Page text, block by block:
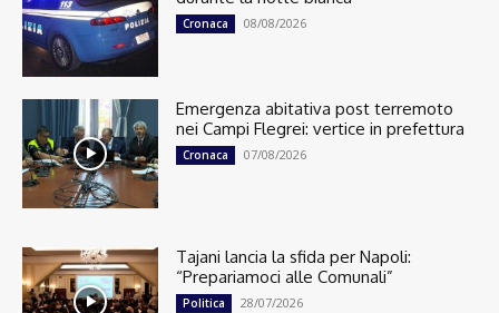
Cronaca 08/08/2026
Emergenza abitativa post terremoto
nei Campi Flegrei: vertice in prefettura
Cronaca 07/08/2026
Tajani lancia la sfida per Napoli:
“Prepariamoci alle Comunali”
Politica 28/07/2026